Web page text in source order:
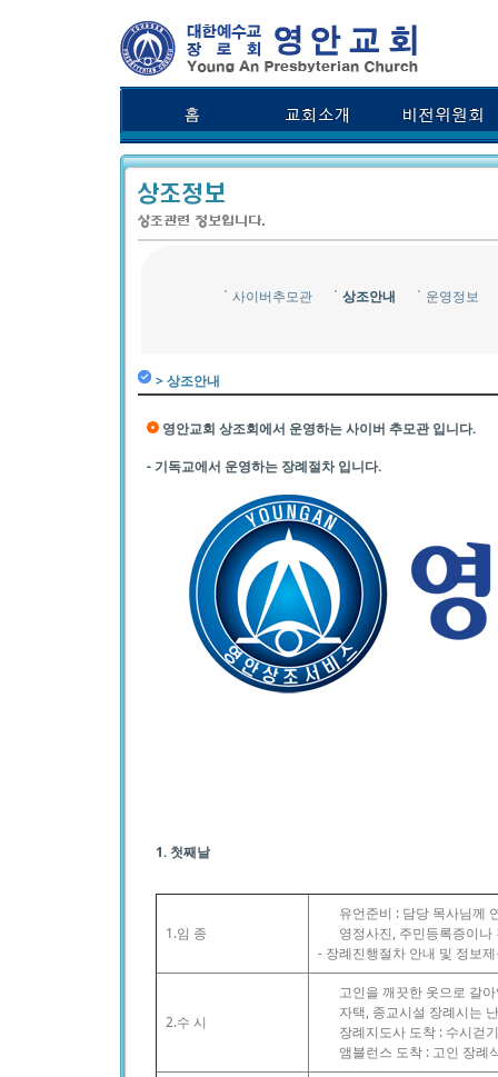
사이버추모관 상조안내 운영정보
> 상조안내
영안교회 상조회에서 운영하는 사이버 추모관 입니다.
- 기독교에서 운영하는 장례절차 입니다.
1. 첫째날
1.임 종
유언준비 : 담당 목사님께
영정사진, 주민등록증이
- 장례진행절차 안내 및 정보
2.수 시
고인을 깨끗한 옷으로 갈
자택, 종교시설 장례시는
장례지도사 도착 : 수시걷
앰블런스 도착 : 고인 장례